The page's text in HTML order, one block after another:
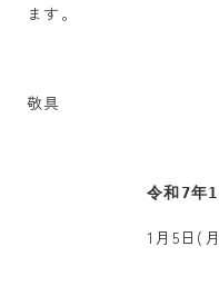
ます。
敬具
令和7年
1月5日(月)より